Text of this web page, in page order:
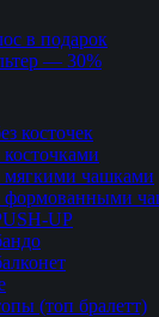
в подарок
— 30%
косточек
мягкими чашками
формованными
UP
(топ бралетт)